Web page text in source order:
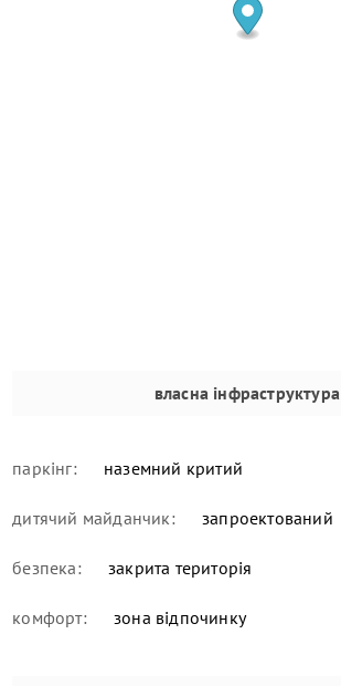
власна інфраструктура
паркінг: наземний критий
дитячий майданчик: запроектований
безпека: закрита територія
комфорт: зона відпочинку